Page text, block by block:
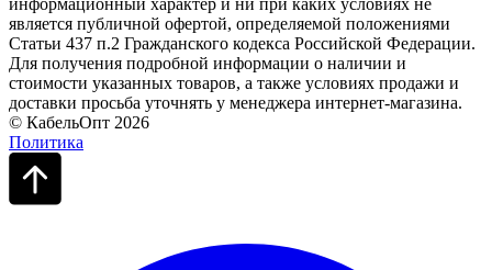
информационный характер и ни при каких условиях не
является публичной офертой, определяемой положениями
Статьи 437 п.2 Гражданского кодекса Российской Федерации.
Для получения подробной информации о наличии и
стоимости указанных товаров, а также условиях продажи и
доставки просьба уточнять у менеджера интернет-магазина.
© КабельОпт 2026
Политика